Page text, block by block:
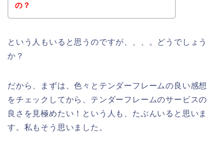
の？
という人もいると思うのですが、、、。どうでしょう
か？
だから、まずは、色々とテンダーフレームの良い感想
をチェックしてから、テンダーフレームのサービスの
良さを見極めたい！という人も、たぶんいると思いま
す。私もそう思いました。